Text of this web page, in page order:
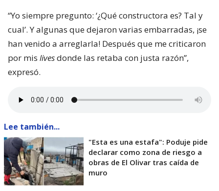
“Yo siempre pregunto: ‘¿Qué constructora es? Tal y
cual’. Y algunas que dejaron varias embarradas, ¡se
han venido a arreglarla! Después que me criticaron
por mis livesdonde las retaba con justa razón”,
expresó.
Lee también...
"Esta es una estafa": Poduje pide
declarar como zona de riesgo a
obras de El Olivar tras caída de
muro